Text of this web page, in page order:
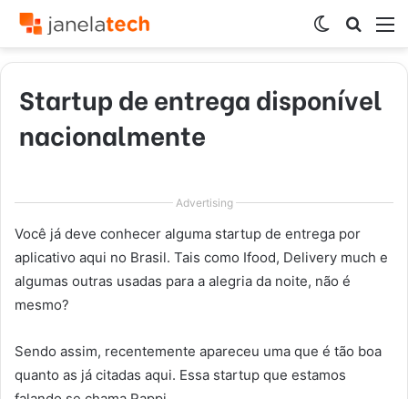
por
Switch
skin
Startup de entrega disponível
nacionalmente
Advertising
Você já deve conhecer alguma startup de entrega por
aplicativo aqui no Brasil. Tais como Ifood, Delivery much e
algumas outras usadas para a alegria da noite, não é
mesmo?
Sendo assim, recentemente apareceu uma que é tão boa
quanto as já citadas aqui. Essa startup que estamos